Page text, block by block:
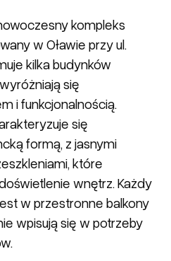
kompleks
w Oławie przy ul.
kilka budynków
się
i funkcjonalnością.
się
formą, z jasnymi
które
wnętrz. Każdy
w przestronne balkony
wpisują się w potrzeby